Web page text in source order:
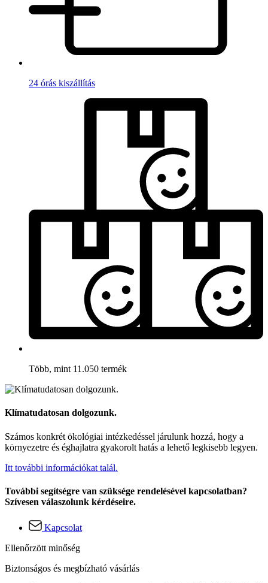
24 órás kiszállítás
Több, mint 11.050 termék
Klímatudatosan dolgozunk.
Számos konkrét ökológiai intézkedéssel járulunk hozzá, hogy a
környezetre és éghajlatra gyakorolt hatás a lehető legkisebb legyen.
Itt további információkat talál.
További segítségre van szüksége rendelésével kapcsolatban?
Szívesen válaszolunk kérdéseire.
Kapcsolat
Ellenőrzött minőség
Biztonságos és megbízható vásárlás